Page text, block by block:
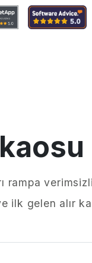
rampa
ilk gelen alır